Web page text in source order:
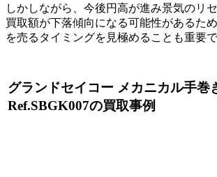
しかしながら、今後円高が進み景気のリ
買取額が下落傾向になる可能性があるた
を売るタイミングを見極めることも重要で
グランドセイコー メカニカル手巻
Ref.SBGK007の買取事例